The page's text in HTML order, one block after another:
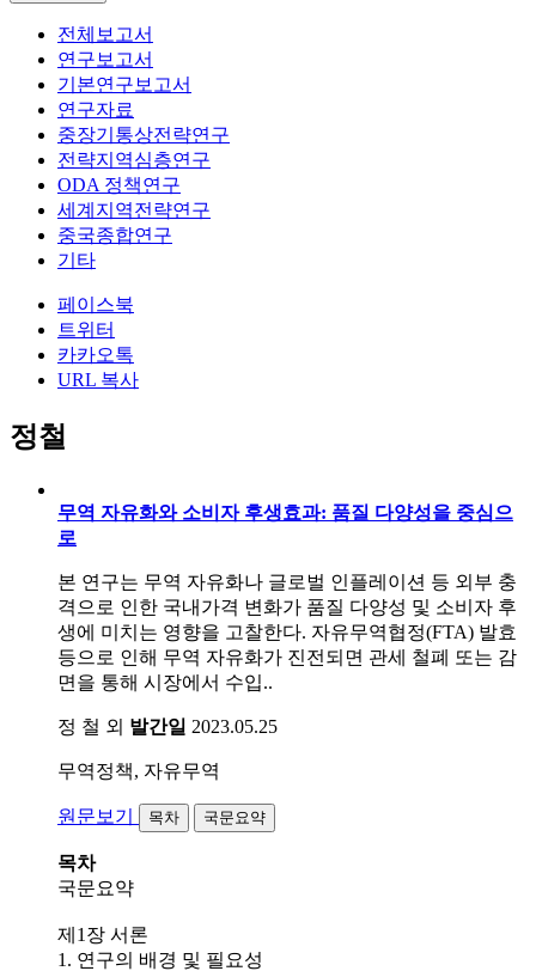
전체보고서
연구보고서
기본연구보고서
연구자료
중장기통상전략연구
전략지역심층연구
ODA 정책연구
세계지역전략연구
중국종합연구
기타
페이스북
트위터
카카오톡
URL 복사
정철
무역 자유화와 소비자 후생효과: 품질 다양성을 중심으
로
본 연구는 무역 자유화나 글로벌 인플레이션 등 외부 충
격으로 인한 국내가격 변화가 품질 다양성 및 소비자 후
생에 미치는 영향을 고찰한다. 자유무역협정(FTA) 발효
등으로 인해 무역 자유화가 진전되면 관세 철폐 또는 감
면을 통해 시장에서 수입..
정 철 외 발간일 2023.05.25
무역정책, 자유무역
원문보기 목차 국문요약
목차
국문요약
제1장 서론
1. 연구의 배경 및 필요성